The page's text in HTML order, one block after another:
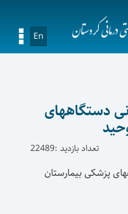
En
دستگاههای
تعداد بازدید :22489
پزشکی بیمارستان